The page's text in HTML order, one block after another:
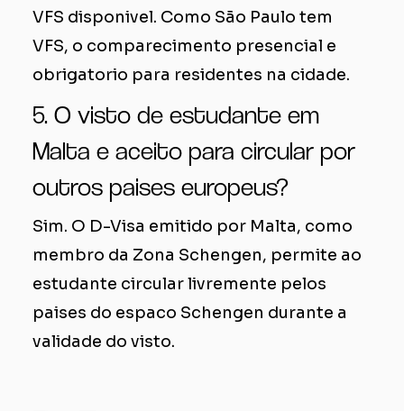
VFS disponivel. Como São Paulo tem
VFS, o comparecimento presencial e
obrigatorio para residentes na cidade.
5. O visto de estudante em
Malta e aceito para circular por
outros paises europeus?
Sim. O D-Visa emitido por Malta, como
membro da Zona Schengen, permite ao
estudante circular livremente pelos
paises do espaco Schengen durante a
validade do visto.